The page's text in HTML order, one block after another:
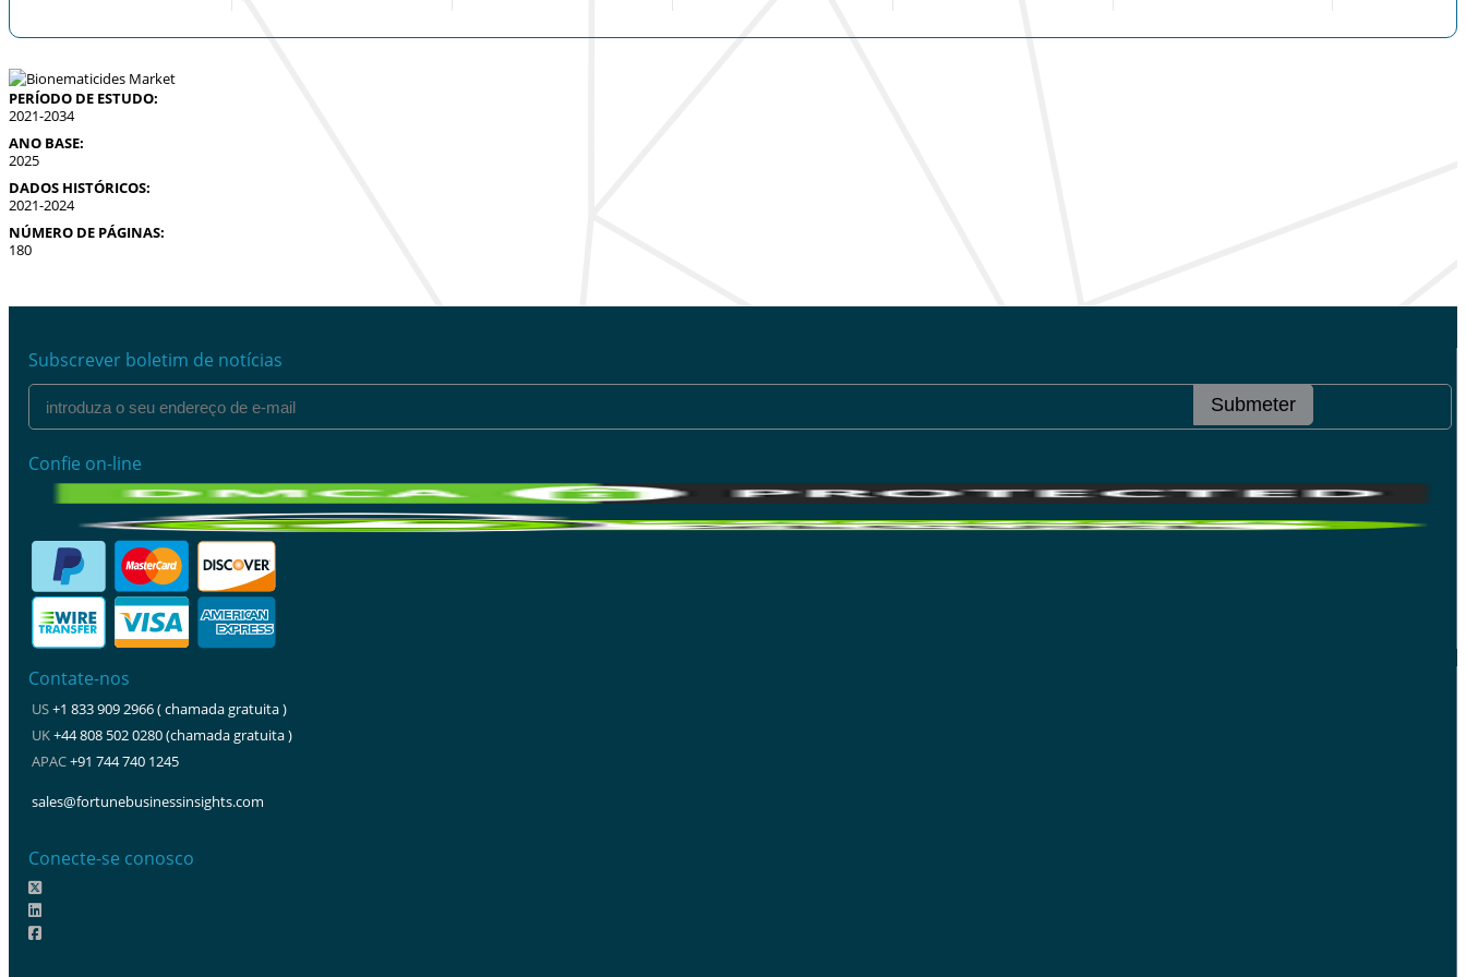
PERÍODO DE ESTUDO:
2021-2034
ANO BASE:
2025
DADOS HISTÓRICOS:
2021-2024
NÚMERO DE PÁGINAS:
180
Subscrever boletim de notícias
Submeter
Confie on-line
Contate-nos
US+1 833 909 2966 ( chamada gratuita )
UK+44 808 502 0280 (chamada gratuita )
APAC+91 744 740 1245
sales@fortunebusinessinsights.com
Conecte-se conosco